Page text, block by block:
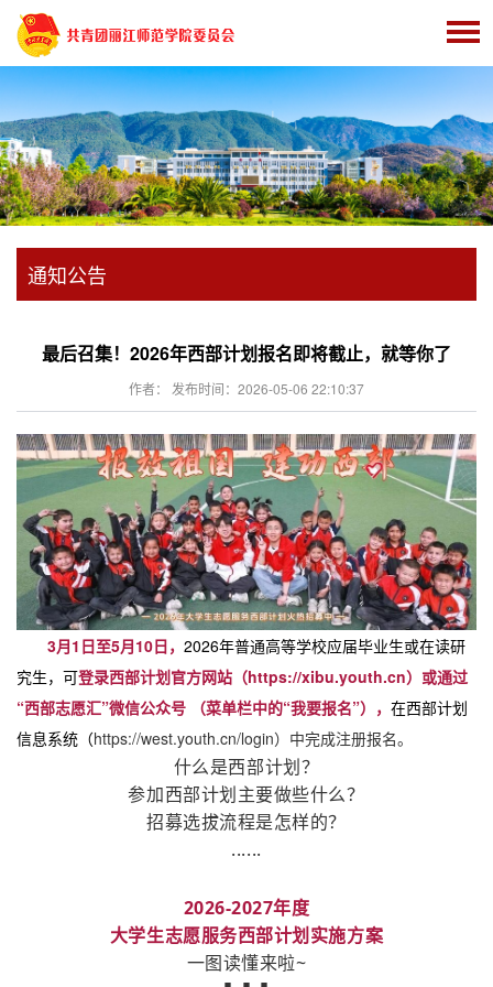
通知公告
最后召集！2026年西部计划报名即将截止，就等你了
作者： 发布时间：2026-05-06 22:10:37
3月1日至5月10日， 2026年普通高等学校应届毕业生或在读研
究生，可登录西部计划官方网站（https://xibu.youth.cn）或通过
“西部志愿汇”微信公众号 （菜单栏中的“我要报名”）， 在西部计划
信息系统（https://west.youth.cn/login）中完成注册报名。
什么是西部计划？
参加西部计划主要做些什么？
招募选拔流程是怎样的？
......
2026-2027年度
大学生志愿服务西部计划实施方案
一图读懂来啦~